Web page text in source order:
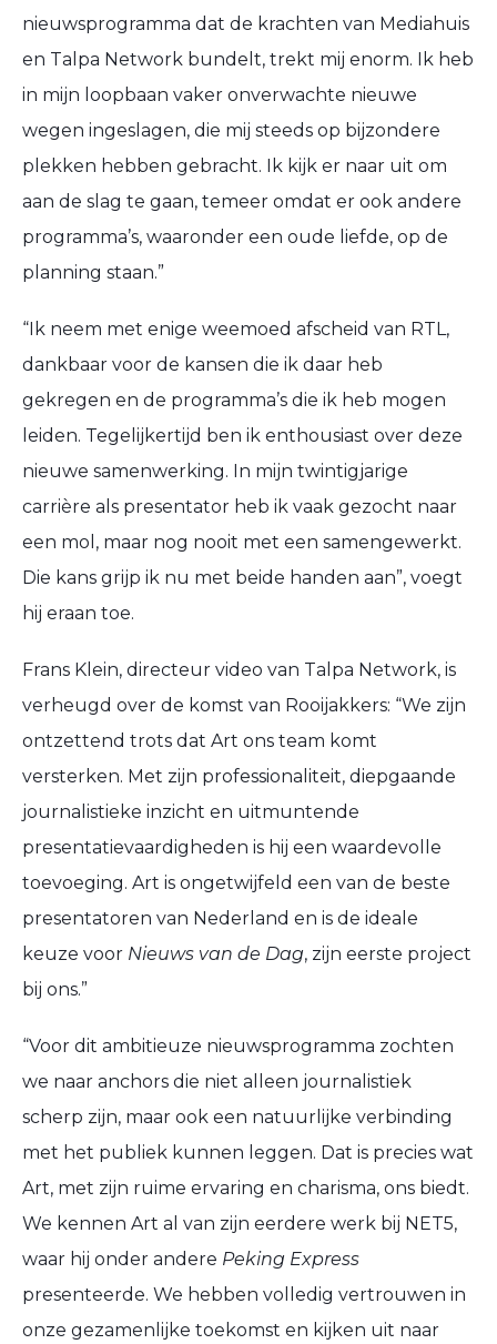
nieuwsprogramma dat de krachten van Mediahuis
en Talpa Network bundelt, trekt mij enorm. Ik heb
in mijn loopbaan vaker onverwachte nieuwe
wegen ingeslagen, die mij steeds op bijzondere
plekken hebben gebracht. Ik kijk er naar uit om
aan de slag te gaan, temeer omdat er ook andere
programma’s, waaronder een oude liefde, op de
planning staan.”
“Ik neem met enige weemoed afscheid van RTL,
dankbaar voor de kansen die ik daar heb
gekregen en de programma’s die ik heb mogen
leiden. Tegelijkertijd ben ik enthousiast over deze
nieuwe samenwerking. In mijn twintigjarige
carrière als presentator heb ik vaak gezocht naar
een mol, maar nog nooit met een samengewerkt.
Die kans grijp ik nu met beide handen aan”, voegt
hij eraan toe.
Frans Klein, directeur video van Talpa Network, is
verheugd over de komst van Rooijakkers: “We zijn
ontzettend trots dat Art ons team komt
versterken. Met zijn professionaliteit, diepgaande
journalistieke inzicht en uitmuntende
presentatievaardigheden is hij een waardevolle
toevoeging. Art is ongetwijfeld een van de beste
presentatoren van Nederland en is de ideale
keuze voor Nieuws van de Dag, zijn eerste project
bij ons.”
“Voor dit ambitieuze nieuwsprogramma zochten
we naar anchors die niet alleen journalistiek
scherp zijn, maar ook een natuurlijke verbinding
met het publiek kunnen leggen. Dat is precies wat
Art, met zijn ruime ervaring en charisma, ons biedt.
We kennen Art al van zijn eerdere werk bij NET5,
waar hij onder andere Peking Express
presenteerde. We hebben volledig vertrouwen in
onze gezamenlijke toekomst en kijken uit naar